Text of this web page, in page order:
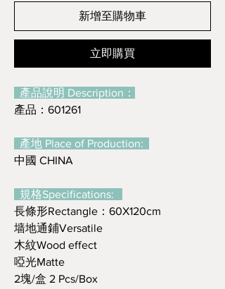
新增至購物車
立即購買
產品說明 Description：
產品：601261
產地 Place of Production:
中國 CHINA
規格Specifications:
長條形Rectangle：60X120cm
墙地通鋪Versatile
木紋Wood effect
啞光Matte
2塊/盒 2 Pcs/Box